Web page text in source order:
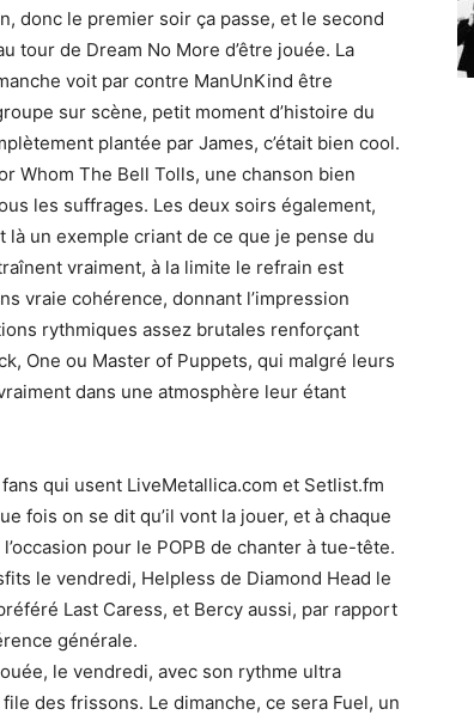
donc le premier soir ça passe, et le second
tour de Dream No More d’être jouée. La
voit par contre ManUnKind être
sur scène, petit moment d’histoire du
plantée par James, c’était bien cool.
Whom The Bell Tolls, une chanson bien
les suffrages. Les deux soirs également,
là un exemple criant de ce que je pense du
vraiment, à la limite le refrain est
vraie cohérence, donnant l’impression
rythmiques assez brutales renforçant
One ou Master of Puppets, qui malgré leurs
dans une atmosphère leur étant
qui usent LiveMetallica.com et Setlist.fm
fois on se dit qu’il vont la jouer, et à chaque
pour le POPB de chanter à tue-tête.
le vendredi, Helpless de Diamond Head le
Last Caress, et Bercy aussi, par rapport
générale.
le vendredi, avec son rythme ultra
des frissons. Le dimanche, ce sera Fuel, un